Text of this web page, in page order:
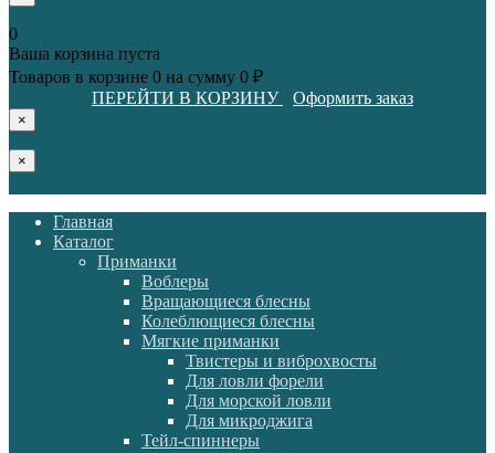
0
Ваша корзина пуста
Товаров в корзине 0 на сумму 0 ₽
ПЕРЕЙТИ В КОРЗИНУ
Оформить заказ
×
×
Главная
Каталог
Приманки
Воблеры
Вращающиеся блесны
Колеблющиеся блесны
Мягкие приманки
Твистеры и виброхвосты
Для ловли форели
Для морской ловли
Для микроджига
Тейл-спиннеры